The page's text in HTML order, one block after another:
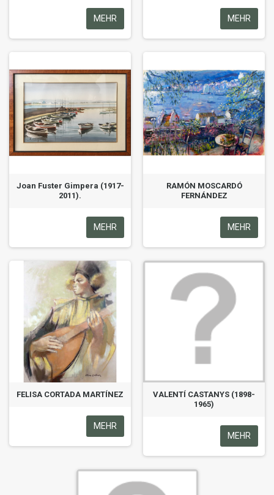
MEHR MEHR
Joan Fuster Gimpera (1917-
2011).
MEHR
RAMÓN MOSCARDÓ
FERNÁNDEZ
MEHR
FELISA CORTADA MARTÍNEZ
MEHR
VALENTÍ CASTANYS (1898-
1965)
MEHR